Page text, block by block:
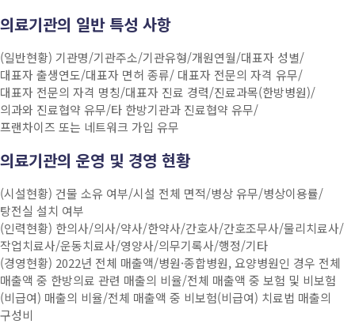
의료기관의 일반 특성 사항
(일반현황) 기관명/기관주소/기관유형/개원연월/대표자 성별/
대표자 출생연도/대표자 면허 종류/ 대표자 전문의 자격 유무/
대표자 전문의 자격 명칭/대표자 진료 경력/진료과목(한방병원)/
의과와 진료협약 유무/타 한방기관과 진료협약 유무/
프랜차이즈 또는 네트워크 가입 유무
의료기관의 운영 및 경영 현황
(시설현황) 건물 소유 여부/시설 전체 면적/병상 유무/병상이용률/
탕전실 설치 여부
(인력현황) 한의사/의사/약사/한약사/간호사/간호조무사/물리치료사/
작업치료사/운동치료사/영양사/의무기록사/행정/기타
(경영현황) 2022년 전체 매출액/병원·종합병원, 요양병원인 경우 전체
매출액 중 한방의료 관련 매출의 비율/전체 매출액 중 보험 및 비보험
(비급여) 매출의 비율/전체 매출액 중 비보험(비급여) 치료법 매출의
구성비